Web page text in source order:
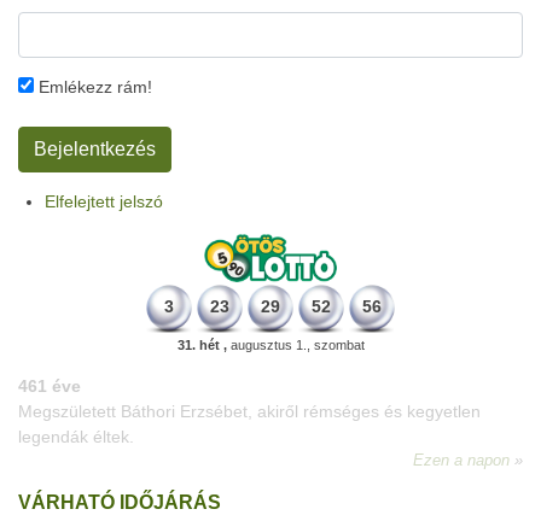
Emlékezz rám!
Elfelejtett jelszó
3 23 29 52 56
31. hét ,augusztus 1., szombat
VÁRHATÓ IDŐJÁRÁS